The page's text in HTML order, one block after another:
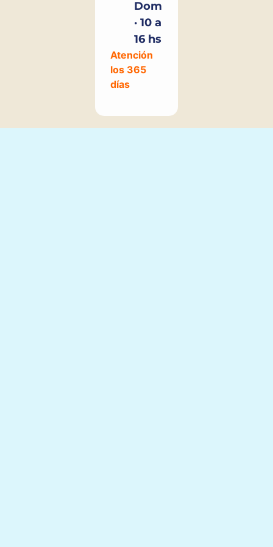
Dom
· 10 a
16 hs
Atención
los 365
días